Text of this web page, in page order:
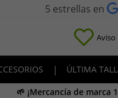
5 estrellas en
Aviso
| ÚLTIMA
🌱 ¡Mercancía de marca